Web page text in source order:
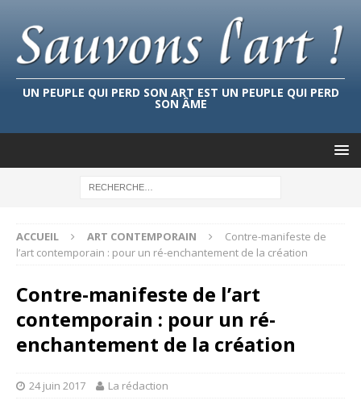
UN PEUPLE QUI PERD SON ART EST UN PEUPLE QUI PERD
SON ÂME
ACCUEIL ART CONTEMPORAIN
Contre-manifeste de
l’art contemporain : pour un ré-enchantement de la création
Contre-manifeste de l’art
contemporain : pour un ré-
enchantement de la création
24 juin 2017 La rédaction